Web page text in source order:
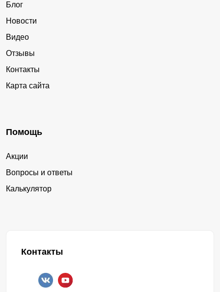
Блог
Новости
Видео
Отзывы
Контакты
Карта сайта
Помощь
Акции
Вопросы и ответы
Калькулятор
Контакты